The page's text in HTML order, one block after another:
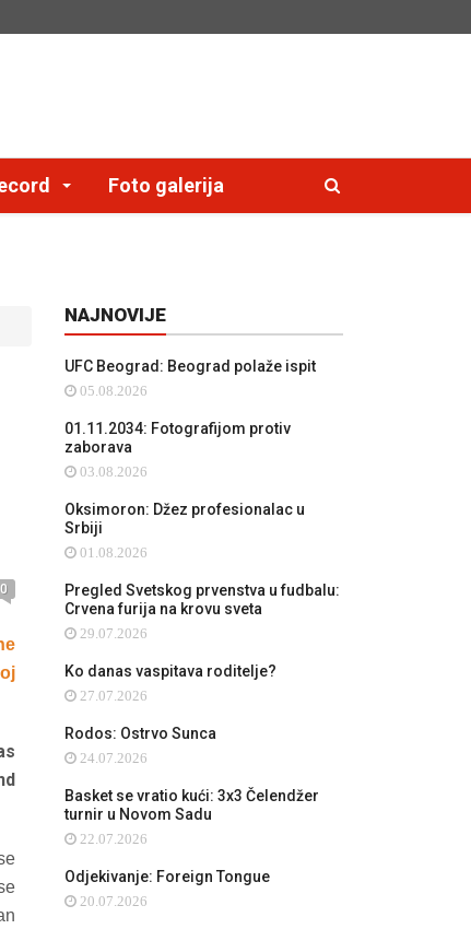
Foto galerija
0
NAJNOVIJE
UFC Beograd: Beograd polaže ispit
05.08.2026
01.11.2034: Fotografijom protiv
zaborava
03.08.2026
Oksimoron: Džez profesionalac u
Srbiji
01.08.2026
Pregled Svetskog prvenstva u fudbalu:
Crvena furija na krovu sveta
29.07.2026
Ko danas vaspitava roditelje?
27.07.2026
Rodos: Ostrvo Sunca
24.07.2026
Basket se vratio kući: 3x3 Čelendžer
turnir u Novom Sadu
22.07.2026
Odjekivanje: Foreign Tongue
20.07.2026